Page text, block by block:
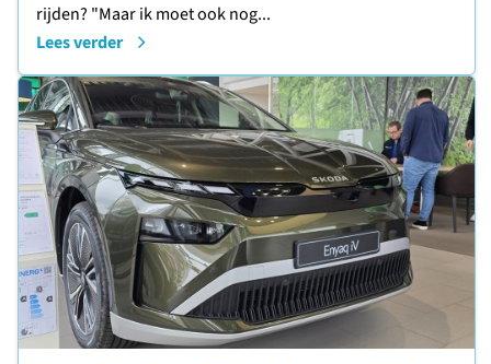
rijden? "Maar ik moet ook nog...
Lees verder